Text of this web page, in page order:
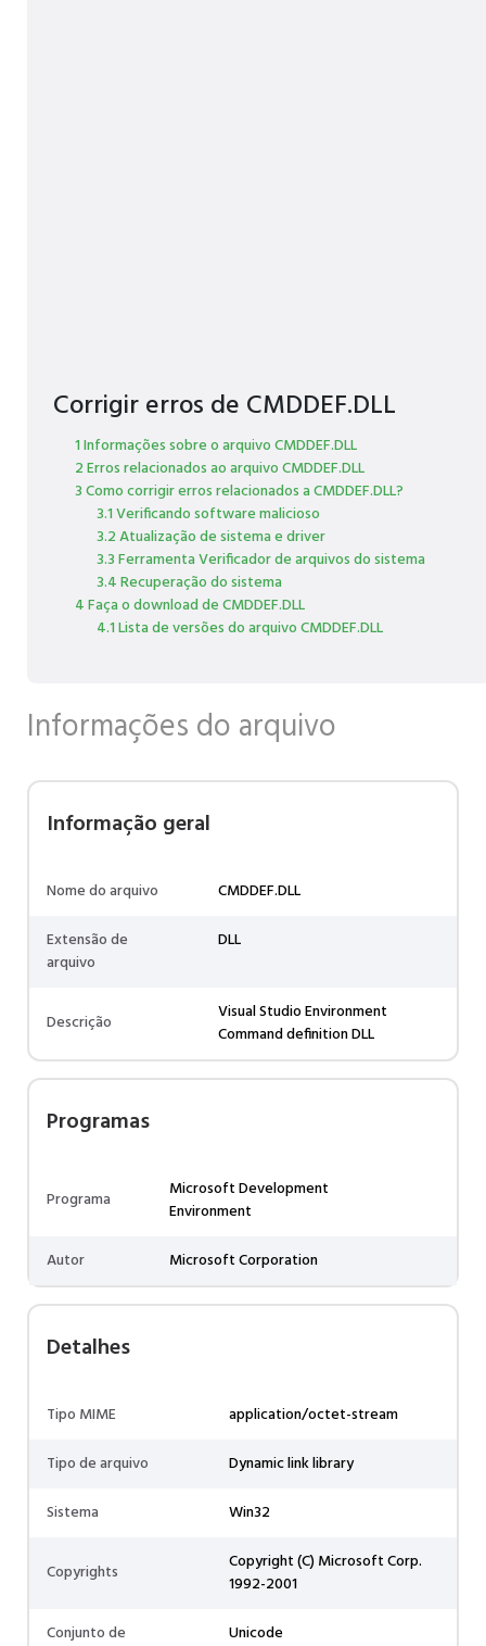
Corrigir erros de CMDDEF.DLL
1 Informações sobre o arquivo CMDDEF.DLL
2 Erros relacionados ao arquivo CMDDEF.DLL
3 Como corrigir erros relacionados a CMDDEF.DLL?
3.1 Verificando software malicioso
3.2 Atualização de sistema e driver
3.3 Ferramenta Verificador de arquivos do sistema
3.4 Recuperação do sistema
4 Faça o download de CMDDEF.DLL
4.1 Lista de versões do arquivo CMDDEF.DLL
Informações do arquivo
Informação geral
Nome do arquivo
CMDDEF.DLL
Extensão de
arquivo
DLL
Descrição
Visual Studio Environment
Command definition DLL
Programas
Programa
Microsoft Development
Environment
Autor
Microsoft Corporation
Detalhes
Tipo MIME
application/octet-stream
Tipo de arquivo
Dynamic link library
Sistema
Win32
Copyrights
Copyright (C) Microsoft Corp.
1992-2001
Conjunto de
Unicode